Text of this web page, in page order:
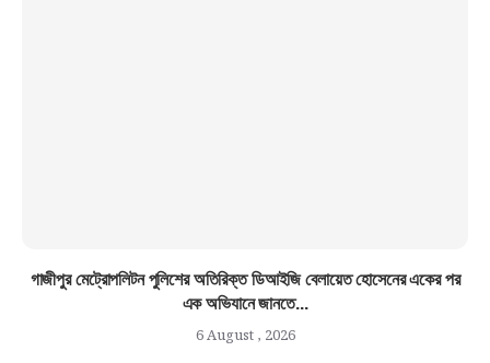
গাজীপুর মেট্রোপলিটন পুলিশের অতিরিক্ত ডিআইজি বেলায়েত হোসেনের একের পর
এক অভিযানে জানতে...
6 August , 2026